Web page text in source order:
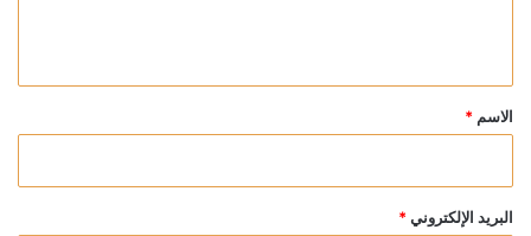
*
الاسم *
البريد الإلكتروني *